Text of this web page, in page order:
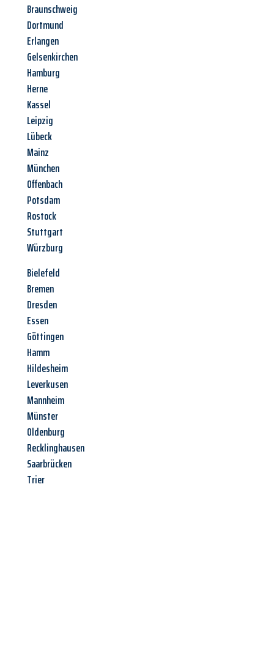
Braunschweig
Dortmund
Erlangen
Gelsenkirchen
Hamburg
Herne
Kassel
Leipzig
Lübeck
Mainz
München
Offenbach
Potsdam
Rostock
Stuttgart
Würzburg
Bielefeld
Bremen
Dresden
Essen
Göttingen
Hamm
Hildesheim
Leverkusen
Mannheim
Münster
Oldenburg
Recklinghausen
Saarbrücken
Trier